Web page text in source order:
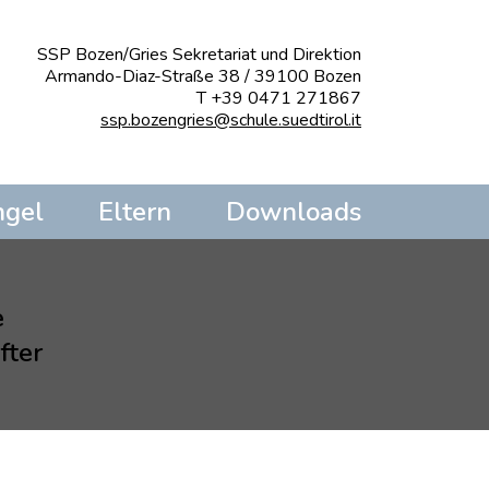
SSP Bozen/Gries Sekretariat und Direktion
Armando-Diaz-Straße 38 / 39100 Bozen
T +39 0471 271867
ssp.bozengries@schule.suedtirol.it
Eltern Downloads